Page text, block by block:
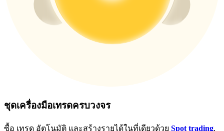
ชุดเครื่องมือเทรดครบวงจร
ซื้อ เทรด อัตโนมัติ และสร้างรายได้ในที่เดียวด้วย Spot trading,